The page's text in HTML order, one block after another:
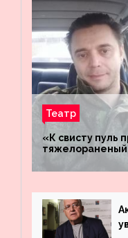
Театр
«К свисту пуль
тяжелораненый
четыре
поле